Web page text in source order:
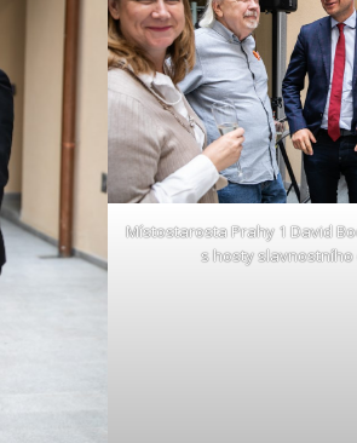
Místostarosta Prahy 1 David
s hosty